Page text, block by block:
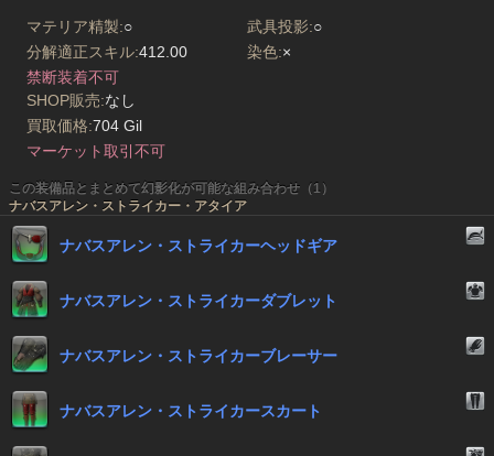
マテリア精製:○ 武具投影:○
分解適正スキル:412.00 染色:×
禁断装着不可
SHOP販売:なし
買取価格:704 Gil
マーケット取引不可
この装備品とまとめて幻影化が可能な組み合わせ（1）
ナバスアレン・ストライカー・アタイア
ナバスアレン・ストライカーヘッドギア
ナバスアレン・ストライカーダブレット
ナバスアレン・ストライカーブレーサー
ナバスアレン・ストライカースカート